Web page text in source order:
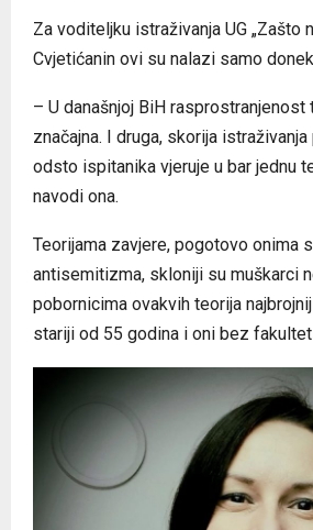
Za voditeljku istraživanja UG „Zašto
Cvjetićanin ovi su nalazi samo
– U današnjoj BiH rasprostranjenost
značajna. I druga, skorija
odsto ispitanika vjeruje u bar jednu
navodi ona.
Teorijama zavjere, pogotovo onima
antisemitizma, skloniji su muškarci
pobornicima ovakvih teorija
stariji od 55 godina i oni bez